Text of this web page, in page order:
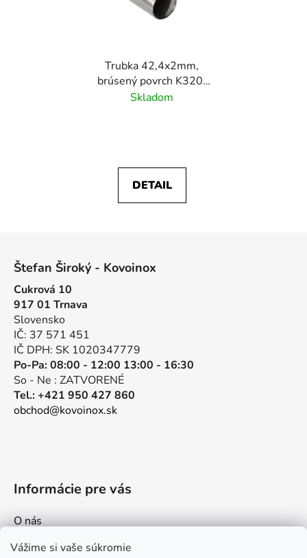
Vážime si vaše súkromie
Trubka 42,4x2mm,
brúsený povrch K320/
nerez AISI304
Skladom
DETAIL
Štefan Široký - Kovoinox
Cukrová 10
917 01 Trnava
Slovensko
IČ: 37 571 451
IČ DPH: SK 1020347779
Po-Pa: 08:00 - 12:00 13:00 - 16:30
So - Ne : ZATVORENÉ
Tel.: +421 950 427 860
obchod@kovoinox.sk
Informácie pre vás
O nás
Kontakt